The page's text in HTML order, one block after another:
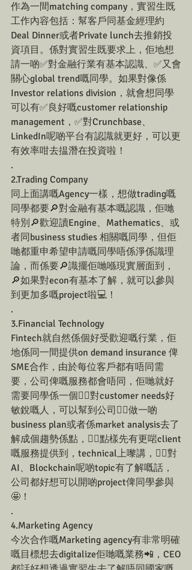
作為一間matching company，實習生既
工作內容包括：幫客戶同基金經理約
Deal Dinner或者Private lunch去推銷投
資項目。係對實習生既要求上，佢地想
請一啲✅對金融行業有基本認識、✅又會
關心global trend嘅同學。如果對像係
Investor relations division，就會想同學
可以有✅良好嘅customer relationship
management，✅對Crunchbase、
LinkedIn呢啲平台有認識就更好，可以更
有效率咁去揾潛在投資啦！
.
2.Trading Company
同上面講嘅Agency一樣，想做trading嘅
同學都要🔎對金融有基本嘅認識，佢哋
特別🔎歡迎讀Engine、Mathematics、或
者同business studies 相關嘅同學，但佢
哋都重申希望申請嘅同學唔係淨係識理
論，而係要🔎識擺佢哋喺現實層面到，
🔎如果對econ有基本了解，就可以參與
到更加多嘅project啦💻！
.
3.Financial Technology
Fintech就自然係個好受歡迎嘅行業，佢
地係同一間提供on demand insurance 俾
SME合作，由於每位客戶都有唔同需
要，公司俾嘅服務都會唔同，佢哋就好
需要同學係一個👍🏻對customer needs好
敏銳嘅人，可以幫到公司👍🏻做一啲
business plan或者係market analysis去了
解成個趨勢係點，👍🏻點樣先有更啱client
嘅服務提供到，technical上嚟講，👍🏻對
AI、Blockchain呢啲topic有了解嘅話，
公司都好想可以開啲project俾同學參與
🤩！
.
4.Marketing Agency
今次合作嘅Marketing agency有非常明確
嘅目標想去digitalize佢哋嘅業務📲，CEO